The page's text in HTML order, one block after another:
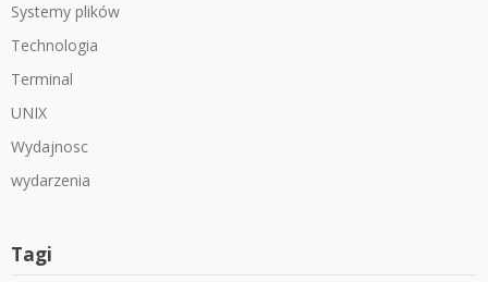
Systemy plików
Technologia
Terminal
UNIX
Wydajnosc
wydarzenia
Tagi